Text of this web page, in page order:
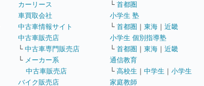
カーリース
車買取会社
中古車情報サイト
中古車販売店
└ 中古車専門販売店
└ メーカー系
中古車販売店
バイク販売店
└ 首都圏
小学生 塾
└ 首都圏 ｜ 東海 ｜ 近畿
小学生 個別指導塾
└ 首都圏 ｜ 東海 ｜ 近畿
通信教育
└ 高校生 ｜ 中学生 ｜ 小学生
家庭教師